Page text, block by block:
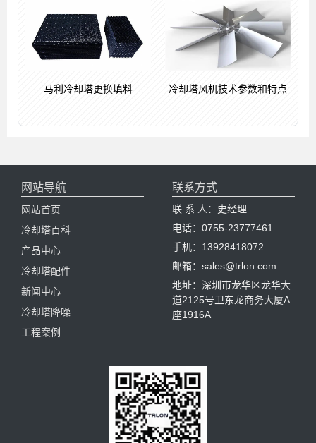
马利冷却塔更换填料 冷却塔风机技术参数和特点
网站导航
网站首页
冷却塔百科
产品中心
冷却塔配件
新闻中心
冷却塔降噪
工程案例
联系方式
联 系 人：史经理
电话：0755-23777461
手机：13928418072
邮箱：sales@trlon.com
地址：深圳市龙华区龙华大
道2125号卫东龙商务大厦A
座1916A